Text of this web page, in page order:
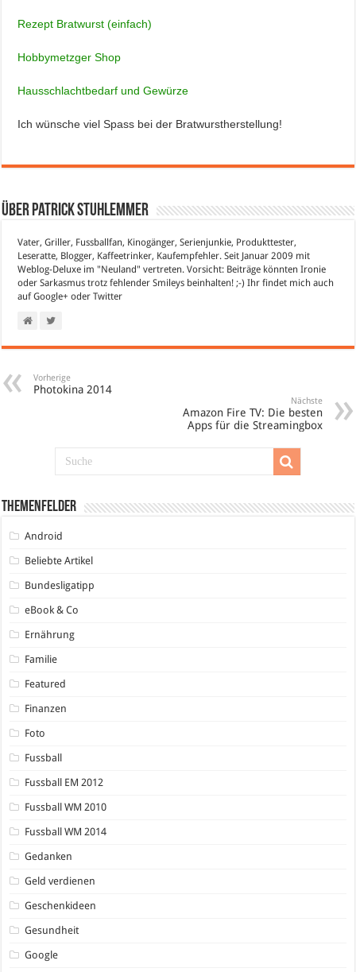
Rezept Bratwurst (einfach)
Hobbymetzger Shop
Hausschlachtbedarf und Gewürze
Ich wünsche viel Spass bei der Bratwurstherstellung!
Über Patrick Stuhlemmer
Vater, Griller, Fussballfan, Kinogänger, Serienjunkie, Produkttester,
Leseratte, Blogger, Kaffeetrinker, Kaufempfehler. Seit Januar 2009 mit
Weblog-Deluxe im "Neuland" vertreten. Vorsicht: Beiträge könnten Ironie
oder Sarkasmus trotz fehlender Smileys beinhalten! ;-) Ihr findet mich auch
aufGoogle+ oderTwitter
Vorherige
Photokina 2014
Nächste
Amazon Fire TV: Die besten
Apps für die Streamingbox
Themenfelder
Android
Beliebte Artikel
Bundesligatipp
eBook & Co
Ernährung
Familie
Featured
Finanzen
Foto
Fussball
Fussball EM 2012
Fussball WM 2010
Fussball WM 2014
Gedanken
Geld verdienen
Geschenkideen
Gesundheit
Google